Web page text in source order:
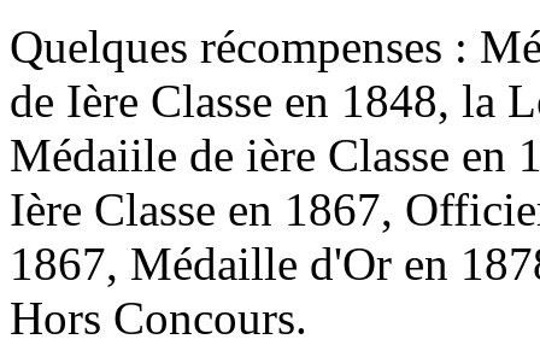
Quelques récompenses :
de Ière Classe en 1848, la
Médaiile de ière Classe
Ière Classe en 1867,
1867, Médaille d'Or en
Hors Concours.